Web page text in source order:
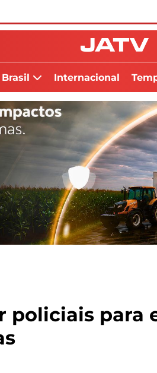
Brasil Internacional
policiais para